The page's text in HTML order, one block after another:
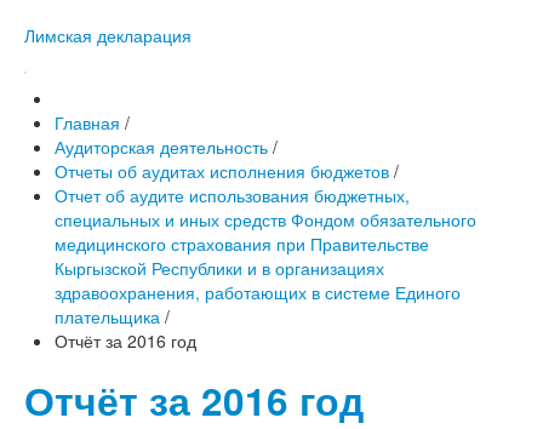
Лимская декларация
Главная /
Аудиторская деятельность /
Отчеты об аудитах исполнения бюджетов /
Отчет об аудите использования бюджетных,
специальных и иных средств Фондом обязательного
медицинского страхования при Правительстве
Кыргызской Республики и в организациях
здравоохранения, работающих в системе Единого
плательщика /
Отчёт за 2016 год
Отчёт за 2016 год